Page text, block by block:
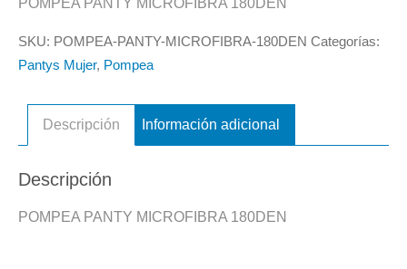
POMPEA PANTY MICROFIBRA 180DEN
SKU: POMPEA-PANTY-MICROFIBRA-180DEN Categorías:
Pantys Mujer, Pompea
Descripción Información adicional
Descripción
POMPEA PANTY MICROFIBRA 180DEN